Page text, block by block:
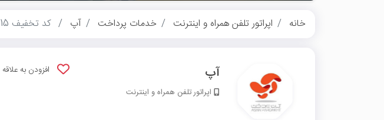
خانه اپراتور تلفن همراه و اینترنت خدمات پرداخت آپ کد تخفیف 15 درصدی بیمه آتش سوزی آپ
آپ
اپراتور تلفن همراه و اینترنت
افزودن به